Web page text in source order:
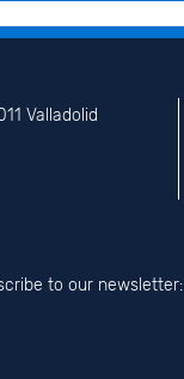
Valladolid
to our newsletter: